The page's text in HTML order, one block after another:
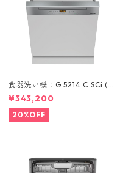
食器洗い機：G 5214 C SCi (ス
テンレス/60cm) ＊ドア材取
付専用タイプ
¥343,200
20%OFF